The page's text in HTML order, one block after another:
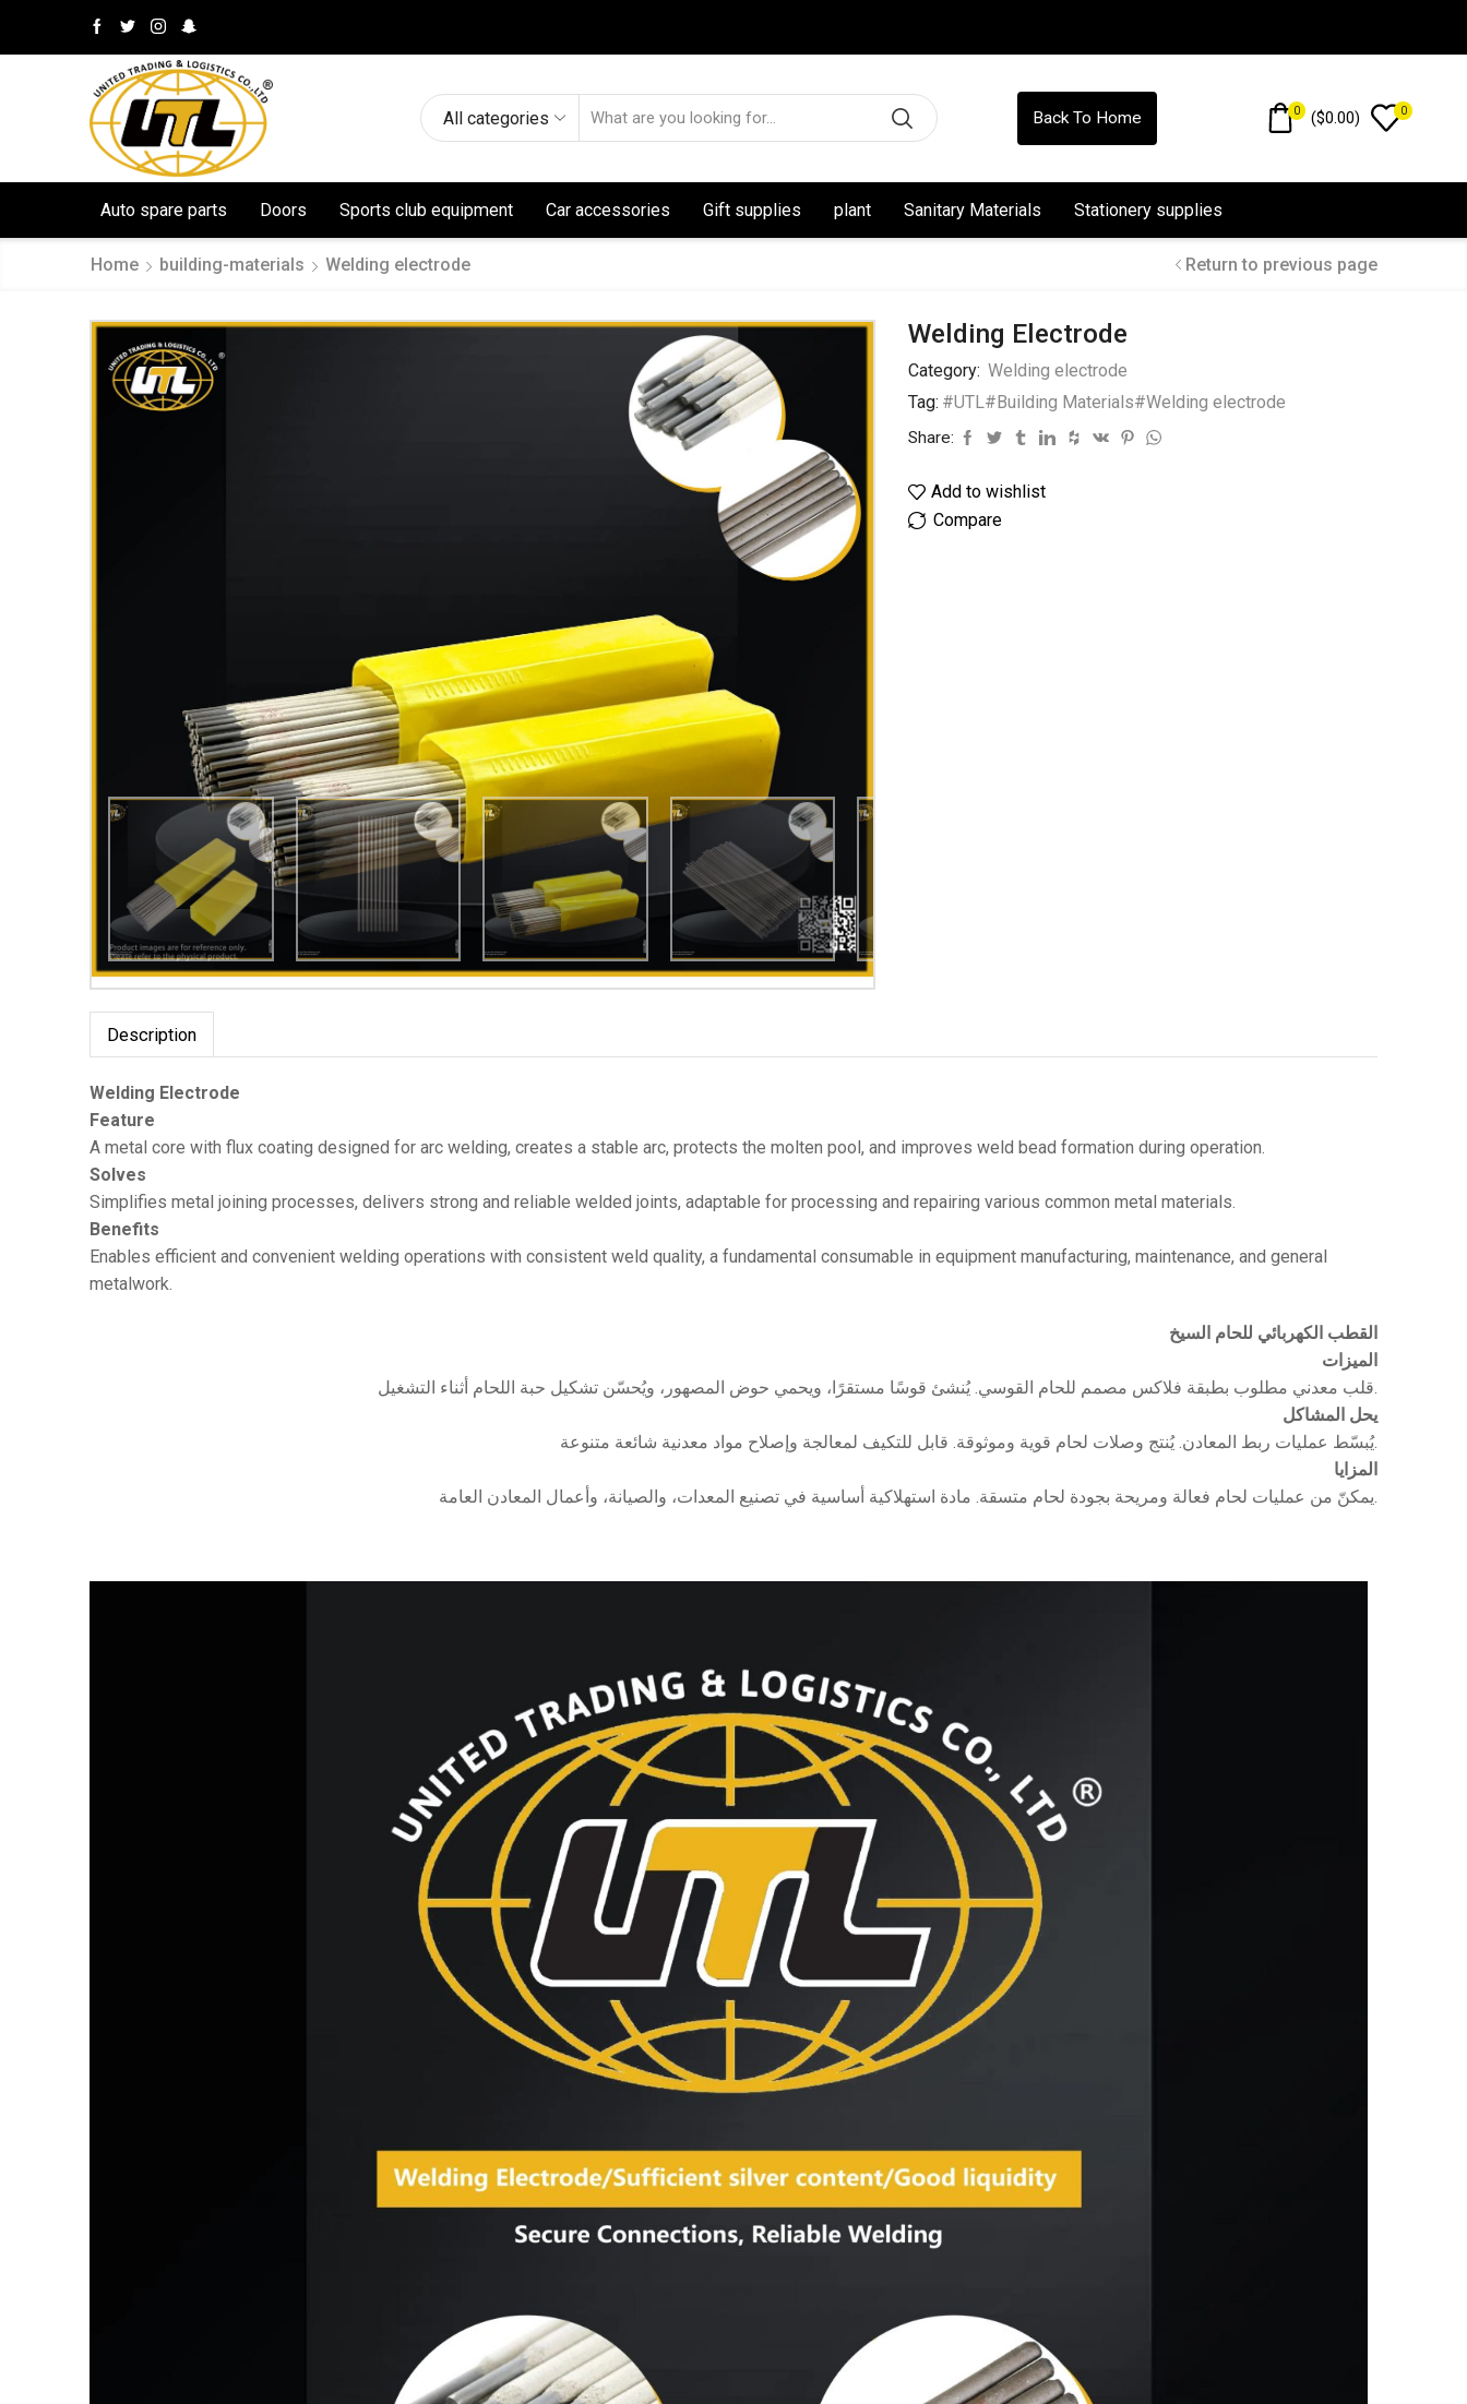
All categories Back To Home 0 ($0.00) 0
Auto spare parts Doors Sports club equipment Car accessories Gift supplies plant Sanitary Materials Stationery supplies
Home building-materials Welding electrode Return to previous page
Welding Electrode
Category: Welding electrode
Tag: #UTL#Building Materials#Welding electrode
Share:
Add to wishlist
Compare
Description
Welding Electrode
Feature
A metal core with flux coating designed for arc welding, creates a stable arc, protects the molten pool, and improves weld bead formation during operation.
Solves
Simplifies metal joining processes, delivers strong and reliable welded joints, adaptable for processing and repairing various common metal materials.
Benefits
Enables efficient and convenient welding operations with consistent weld quality, a fundamental consumable in equipment manufacturing, maintenance, and general
metalwork.
القطب الكهربائي للحام السيخ
الميزات
يحل المشاكل
يُبسّط عمليات ربط المعادن. يُنتج وصلات لحام قوية وموثوقة. قابل للتكيف لمعالجة وإصلاح مواد معدنية شائعة متنوعة.
المزايا